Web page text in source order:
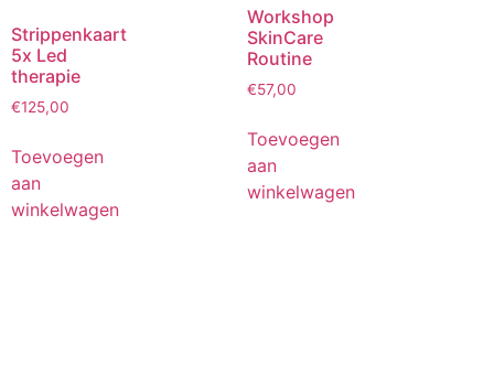
Strippenkaart
5x Led
therapie
€125,00
Toevoegen
aan
winkelwagen
Workshop
SkinCare
Routine
€57,00
Toevoegen
aan
winkelwagen